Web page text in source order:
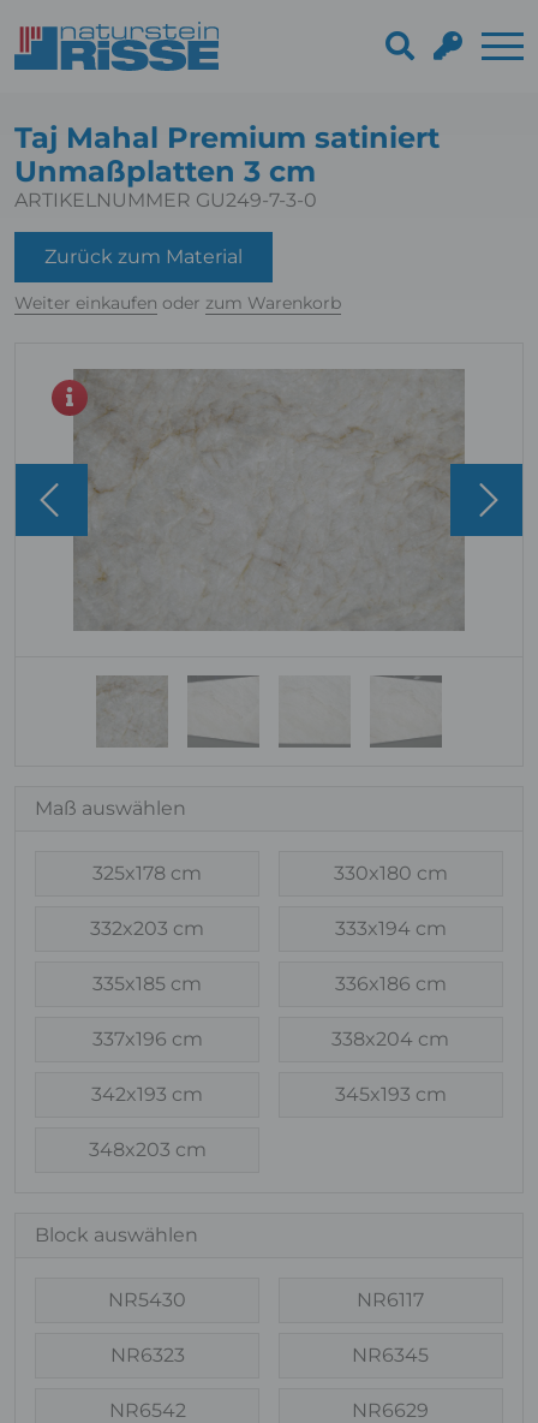
Taj Mahal Premium satiniert
Unmaßplatten 3 cm
ARTIKELNUMMER GU249-7-3-0
Zurück zum Material
Weiter einkaufen oder zum Warenkorb
Maß auswählen
325x178 cm 330x180 cm
332x203 cm 333x194 cm
335x185 cm 336x186 cm
337x196 cm 338x204 cm
342x193 cm 345x193 cm
348x203 cm
Block auswählen
NR5430 NR6117
NR6323 NR6345
NR6542 NR6629